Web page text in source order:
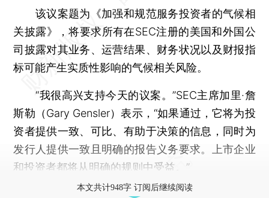
该议案题为《加强和规范服务投资者的气候相
关披露》，将要求所有在SEC注册的美国和外国公
司披露对其业务、运营结果、财务状况以及财报指
标可能产生实质性影响的气候相关风险。
“我很高兴支持今天的议案。”SEC主席加里·詹
斯勒（Gary Gensler）表示，“如果通过，它将为投
资者提供一致、可比、有助于决策的信息，同时为
发行人提供一致且明确的报告义务要求。上市企业
和投资者都将从明确的规则中受益。”
本文共计948字 订阅后继续阅读